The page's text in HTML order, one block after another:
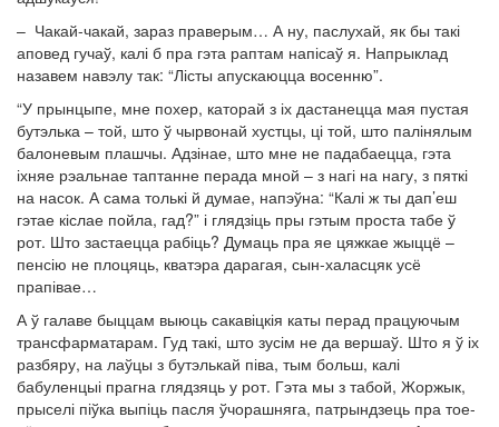
– Чакай-чакай, зараз праверым… А ну, паслухай, як бы такі
аповед гучаў, калі б пра гэта раптам напісаў я. Напрыклад
назавем навэлу так: “Лісты апускаюцца восенню”.
“У прынцыпе, мне похер, каторай з іх дастанецца мая пустая
бутэлька – той, што ў чырвонай хустцы, ці той, што палінялым
балоневым плашчы. Адзінае, што мне не падабаецца, гэта
іхняе рэальнае таптанне перада мной – з нагі на нагу, з пяткі
на насок. А сама толькі й думае, напэўна: “Калі ж ты дап’еш
гэтае кіслае пойла, гад?” і глядзіць пры гэтым проста табе ў
рот. Што застаецца рабіць? Думаць пра яе цяжкае жыццё –
пенсію не плоцяць, кватэра дарагая, сын-халасцяк усё
прапівае…
А ў галаве быццам выюць сакавіцкія каты перад працуючым
трансфарматарам. Гуд такі, што зусім не да вершаў. Што я ў іх
разбяру, на лаўцы з бутэлькай піва, тым больш, калі
бабуленцыі прагна глядзяць у рот. Гэта мы з табой, Жоржык,
прыселі піўка выпіць пасля ўчорашняга, патрындзець пра тое-